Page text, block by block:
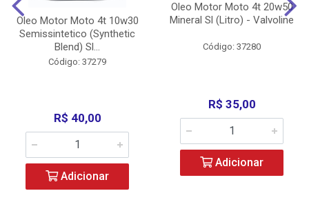
Oleo Motor Moto 4t 10w30
Semissintetico (Synthetic
Blend) Sl...
Código: 37279
R$ 40,00
Adicionar
Oleo Motor Moto 4t 20w50
Mineral Sl (Litro) - Valvoline
Código: 37280
R$ 35,00
Adicionar